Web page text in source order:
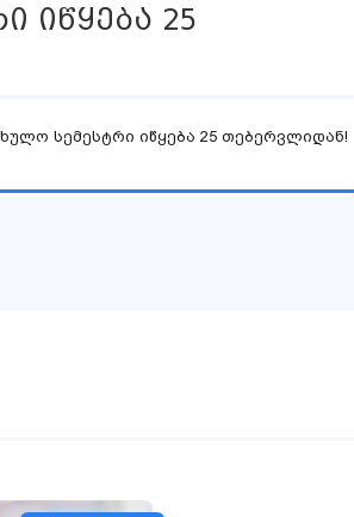
იწყება 25
სემესტრი იწყება 25 თებერვლიდან!